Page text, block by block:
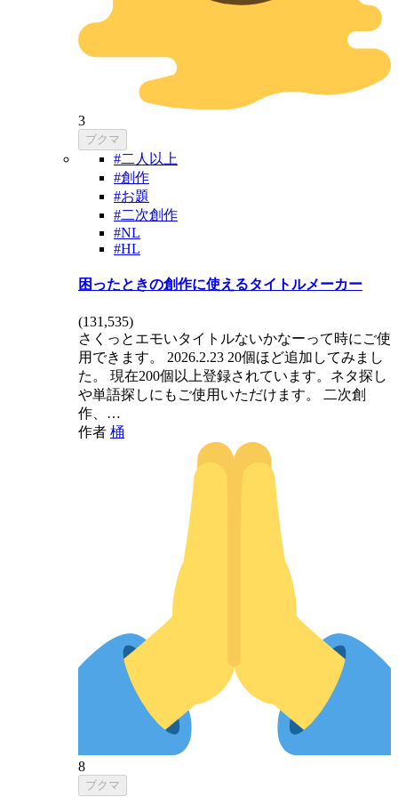
3
ブクマ
#二人以上
#創作
#お題
#二次創作
#NL
#HL
困ったときの創作に使えるタイトルメーカー
(131,535)
さくっとエモいタイトルないかなーって時にご使
用できます。 2026.2.23 20個ほど追加してみまし
た。 現在200個以上登録されています。ネタ探し
や単語探しにもご使用いただけます。 二次創
作、…
作者 桶
8
ブクマ